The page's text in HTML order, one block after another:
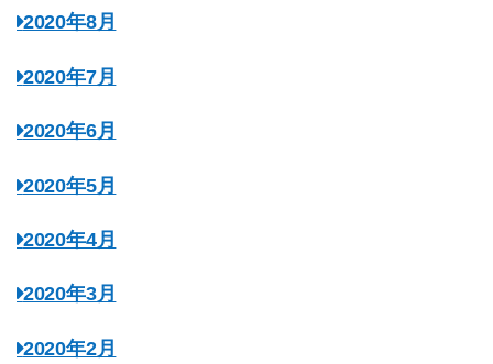
2020年8月
2020年7月
2020年6月
2020年5月
2020年4月
2020年3月
2020年2月